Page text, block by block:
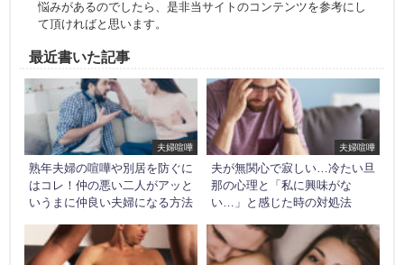
悩みがあるのでしたら、是非当サイトのコンテンツを参考にし
て頂ければと思います。
最近書いた記事
夫婦喧嘩
熟年夫婦の喧嘩や別居を防ぐに
はコレ！仲の悪い二人がアッと
いうまに仲良い夫婦になる方法
夫婦喧嘩
夫が無関心で寂しい…冷たい旦
那の心理と「私に興味がな
い…」と感じた時の対処法